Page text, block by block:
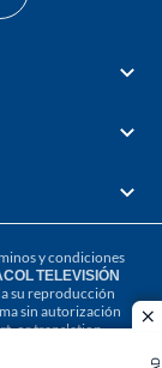
y condiciones
TELEVISIÓN
su reproducción
sin autorización
or translation